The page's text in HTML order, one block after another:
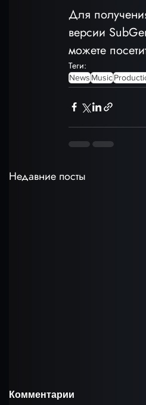
Для
версии
можете
Теги:
News Music
Недавние посты
Комментарии